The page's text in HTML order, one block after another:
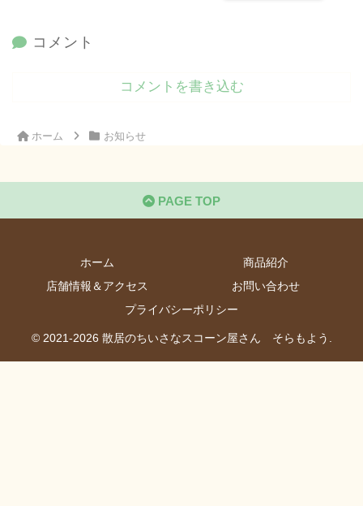
コメント
コメントを書き込む
ホーム お知らせ
PAGE TOP
ホーム
商品紹介
店舗情報＆アクセス
お問い合わせ
プライバシーポリシー
© 2021-2026 散居のちいさなスコーン屋さん そらもよう.